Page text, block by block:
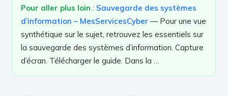
Pour aller plus loin : Sauvegarde des systèmes
d’information – MesServicesCyber — Pour une vue
synthétique sur le sujet, retrouvez les essentiels sur
la sauvegarde des systèmes d’information. Capture
d’écran. Télécharger le guide. Dans la …